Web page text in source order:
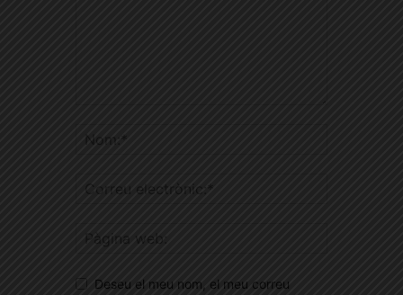
Deseu el meu nom, el meu correu